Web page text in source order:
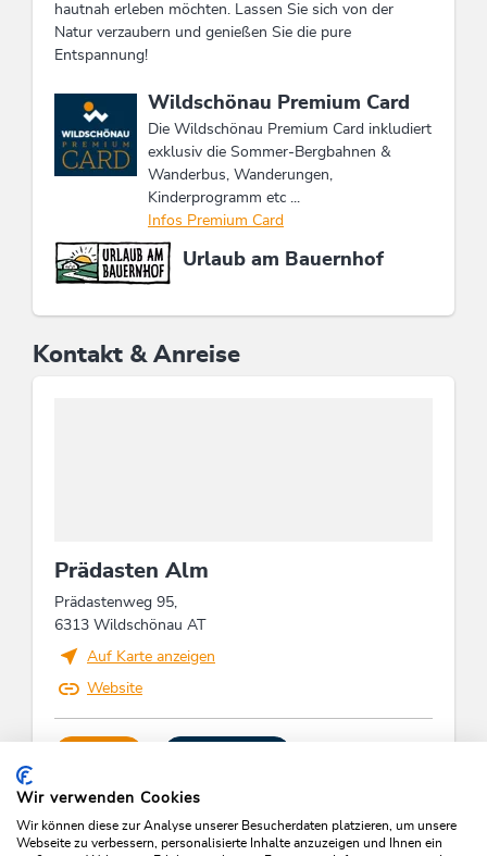
hautnah erleben möchten. Lassen Sie sich von der
Natur verzaubern und genießen Sie die pure
Entspannung!
Diese Unterkunft ist Mitglied von
Wildschönau Premium Card
Die Wildschönau Premium Card inkludiert
exklusiv die Sommer-Bergbahnen &
Wanderbus, Wanderungen,
Kinderprogramm etc ...
Infos Premium Card
Urlaub am Bauernhof
Kontakt & Anreise
Prädasten Alm
Prädastenweg 95,
6313 Wildschönau AT
Auf Karte anzeigen
Website
Wir verwenden Cookies
Wir können diese zur Analyse unserer Besucherdaten platzieren, um unsere
Webseite zu verbessern, personalisierte Inhalte anzuzeigen und Ihnen ein